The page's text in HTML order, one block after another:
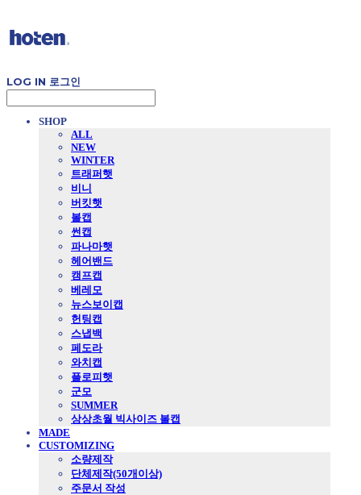
LOG IN 로그인
SHOP
ALL
NEW
WINTER
트래퍼햇
비니
버킷햇
볼캡
썬캡
파나마햇
헤어밴드
캠프캡
베레모
뉴스보이캡
헌팅캡
스냅백
페도라
와치캡
플로피햇
군모
SUMMER
상상초월 빅사이즈 볼캡
MADE
CUSTOMIZING
소량제작
단체제작(50개이상)
주문서 작성